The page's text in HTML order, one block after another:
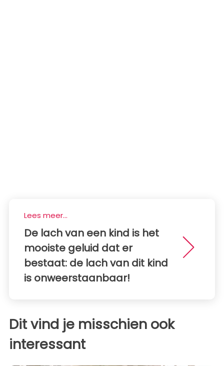
Lees meer...
De lach van een kind is het
mooiste geluid dat er
bestaat: de lach van dit kind
is onweerstaanbaar!
Dit vind je misschien ook
interessant